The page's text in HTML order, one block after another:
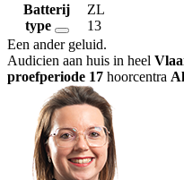
Batterij
type
ZL
13
Een ander geluid.
Audicien aan huis in heel
proefperiode 17 hoorcentra